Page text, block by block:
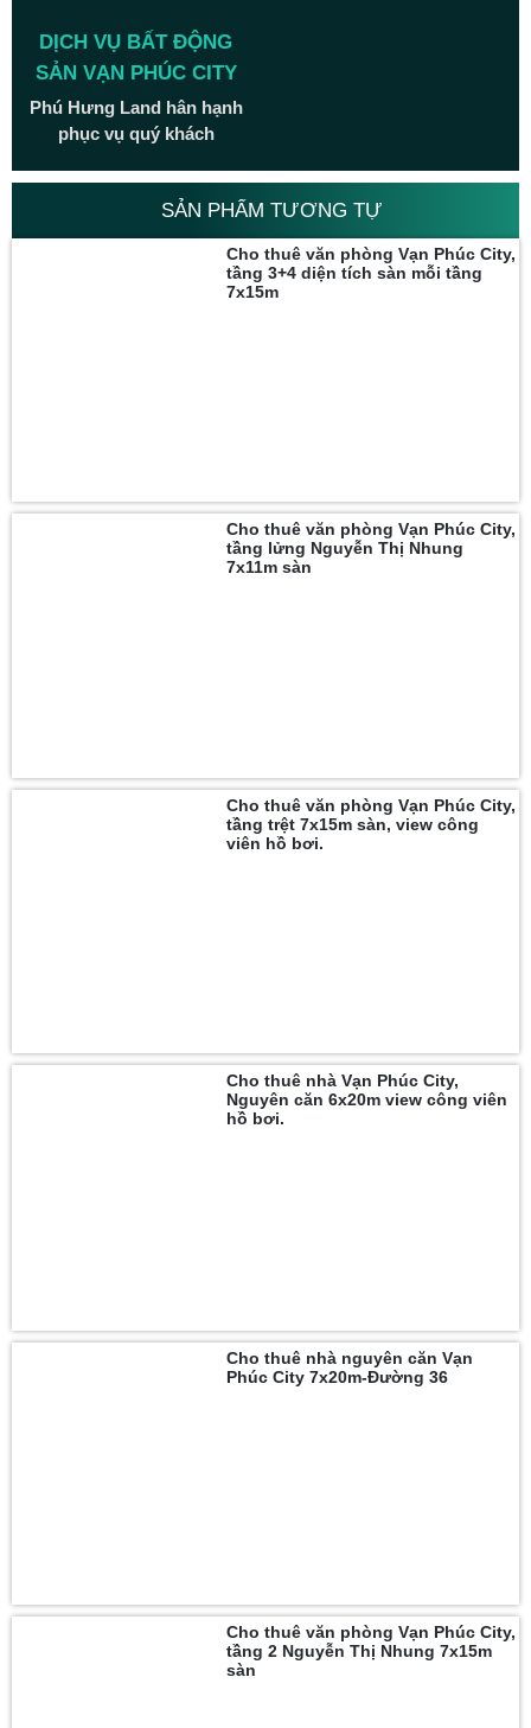
DỊCH VỤ BẤT ĐỘNG
SẢN VẠN PHÚC CITY
Phú Hưng Land hân hạnh
phục vụ quý khách
SẢN PHẨM TƯƠNG TỰ
Cho thuê văn phòng Vạn Phúc City,
tầng 3+4 diện tích sàn mỗi tầng
7x15m
Cho thuê văn phòng Vạn Phúc City,
tầng lửng Nguyễn Thị Nhung
7x11m sàn
Cho thuê văn phòng Vạn Phúc City,
tầng trệt 7x15m sàn, view công
viên hồ bơi.
Cho thuê nhà Vạn Phúc City,
Nguyên căn 6x20m view công viên
hồ bơi.
Cho thuê nhà nguyên căn Vạn
Phúc City 7x20m-Đường 36
Cho thuê văn phòng Vạn Phúc City,
tầng 2 Nguyễn Thị Nhung 7x15m
sàn